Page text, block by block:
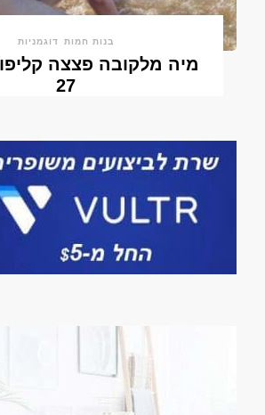
בנות חמות דוגמניות
מיה מלקובה פצצה
27